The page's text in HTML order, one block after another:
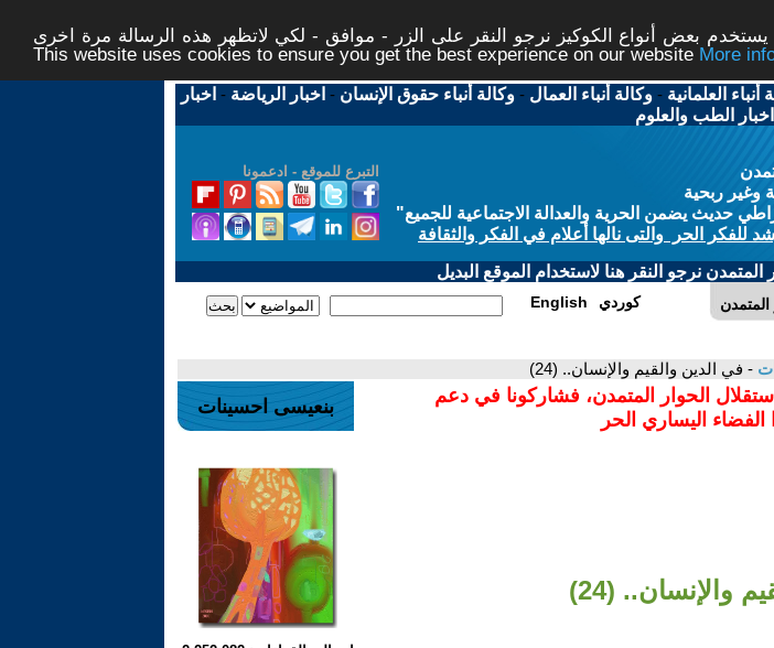
بعض أنواع الكوكيز نرجو النقر على الزر - موافق - لكي لاتظهر هذه الرسالة مرة اخرى -
This website uses cookies to ensure you get the best experience on our website
أنباء العلمانية -وكالة أنباء العمال -وكالة أنباء حقوق الإنسان - اخبار الرياضة - اخبار
اخبار الطب والعلوم
التبرع للموقع - ادعمونا
وغير ربحية
حديث يضمن الحرية والعدالة الاجتماعية للجميع"
للفكر الحر والتى نالها أعلام في الفكر والثقافة
نرجو النقر هنا لاستخدام الموقع البديل
المتمدن English كوردي
- في الدين والقيم والإنسان.. (24)
الحوار المتمدن، فشاركونا في دعم
الفضاء اليساري الحر
والإنسان.. (24)
بنعيسى احسينات